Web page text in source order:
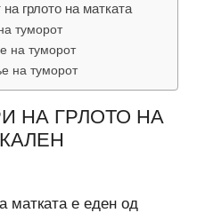
грлото на матката
туморот
на туморот
на туморот
НА ГРЛОТО НА
матката е еден од